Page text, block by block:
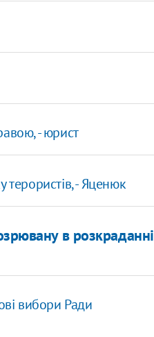
- юрист
- Яценюк
в розкраданні
вибори Ради